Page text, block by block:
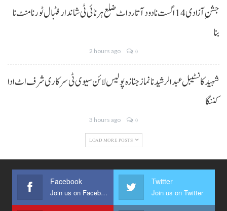
جشنِ آزادی 14 اگست نا دود آتا رد اٹ ضلع ہرنائی ٹی شاندار فٹبال ٹورنامنٹ نا
بنا
2 hours ago 0
شہید کانسٹیبل عبدالرشید نا نماز جنازہ پولیس لائن سیوی ٹی سرکاری شرف اٹ ادا
کننگا
3 hours ago 0
LOAD MORE POSTS
Facebook
Join us on Facebook
Twitter
Join us on Twitter